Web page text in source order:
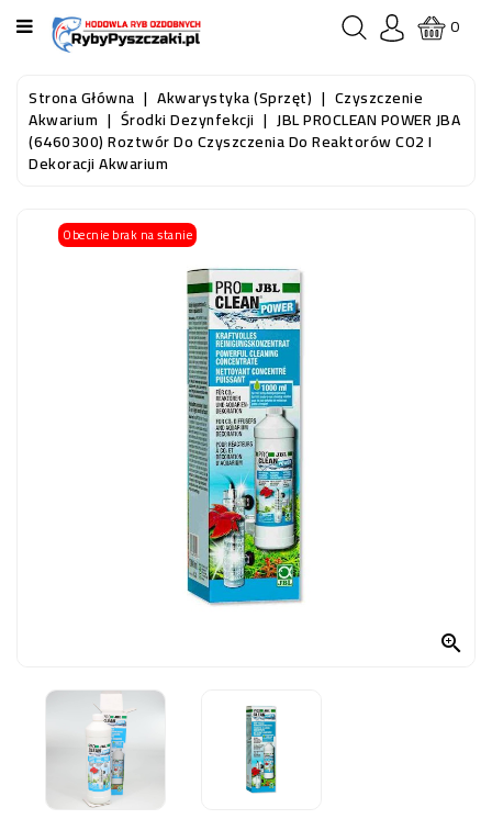
KATEGORIA
STRONA
GŁÓWNA
RYBY
RYBY
0
Strona Główna Akwarystyka (sprzęt) Czyszczenie
Akwarium Środki Dezynfekcji JBL PROCLEAN POWER JBA
(6460300) Roztwór Do Czyszczenia Do Reaktorów CO2 I
Dekoracji Akwarium
Obecnie brak na stanie
